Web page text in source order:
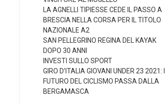
LA AGNELLI TIPIESSE CEDE IL PASSO A
BRESCIA NELLA CORSA PER IL TITOLO
NAZIONALE A2
SAN PELLEGRINO REGINA DEL KAYAK
DOPO 30 ANNI
INVESTI SULLO SPORT
GIRO D’ITALIA GIOVANI UNDER 23 2021: IL
FUTURO DEL CICLISMO PASSA DALLA
BERGAMASCA